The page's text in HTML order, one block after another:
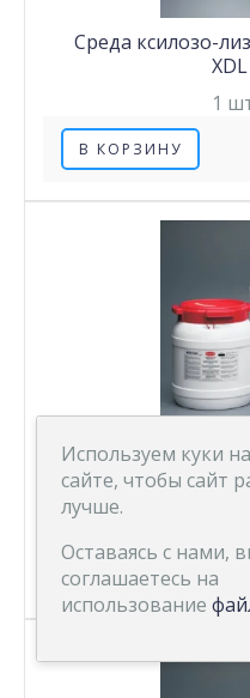
Cреда ксилозо-
1
В КОРЗИНУ
Агар с желчью,
красным -
Используем куки на
сайте, чтобы сайт
лучше.
Оставаясь с нами,
соглашаетесь на
использование